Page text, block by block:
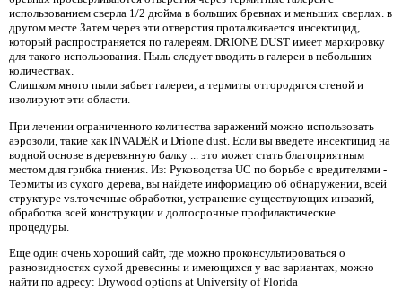
использованием сверла 1/2 дюйма в больших бревнах и меньших сверлах. в
другом месте.Затем через эти отверстия проталкивается инсектицид,
который распространяется по галереям. DRIONE DUST имеет маркировку
для такого использования. Пыль следует вводить в галереи в небольших
количествах.
Слишком много пыли забьет галереи, а термиты отгородятся стеной и
изолируют эти области.
При лечении ограниченного количества заражений можно использовать
аэрозоли, такие как INVADER и Drione dust. Если вы введете инсектицид на
водной основе в деревянную балку ... это может стать благоприятным
местом для грибка гниения. Из: Руководства UC по борьбе с вредителями -
Термиты из сухого дерева, вы найдете информацию об обнаружении, всей
структуре vs.точечные обработки, устранение существующих инвазий,
обработка всей конструкции и долгосрочные профилактические
процедуры.
Еще один очень хороший сайт, где можно проконсультироваться о
разновидностях сухой древесины и имеющихся у вас вариантах, можно
найти по адресу: Drywood options at University of Florida